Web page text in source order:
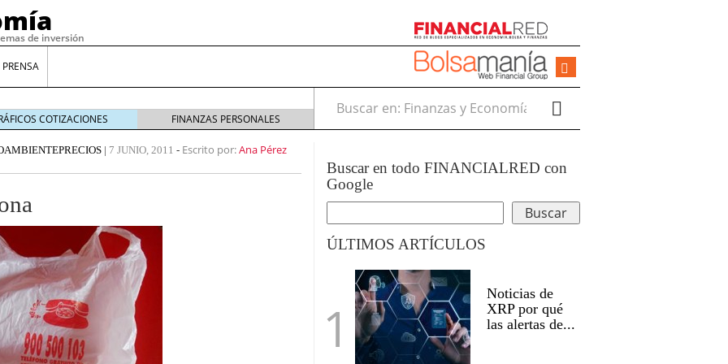
de inversión
¿Por qué el Préstamo Promotor privado
12 de diciembre de 2025
aprovechar esta opción para gestionar tus
de 2025
es una decisión financiera: cómo anticiparte
COTIZACIONES FINANZAS PERSONALES
Buscar en:
PRECIOS | 7 JUNIO, 2011 - Escrito por:Ana Pérez
Buscar en todo FINANCIALRED con
Google
ÚLTIMOS ARTÍCULOS
Noticias de
XRP por qué
las alertas de...